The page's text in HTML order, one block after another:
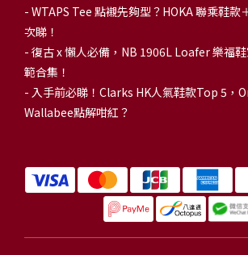
- WTAPS Tee 點襯先夠型？HOKA 聯乘鞋款
次睇！
- 復古 x 懶人必備，NB 1906L Loafer 樂福
範合集！
- 入手前必睇！Clarks HK人氣鞋款Top 5，
Wallabee點解咁紅？